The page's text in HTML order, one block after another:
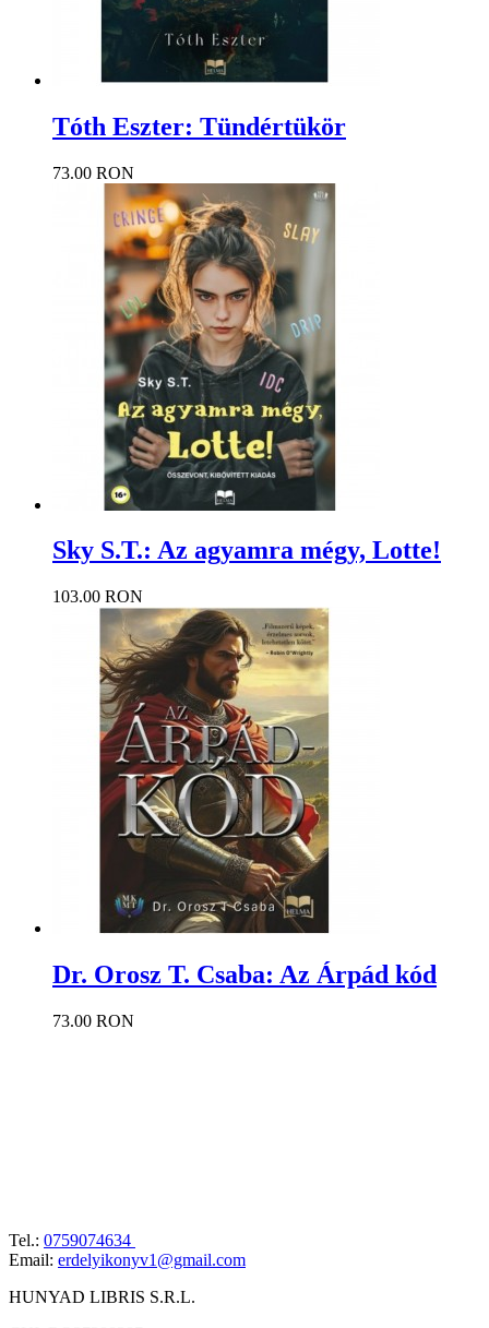
Tóth Eszter: Tündértükör
73.00 RON
Sky S.T.: Az agyamra mégy, Lotte!
103.00 RON
Dr. Orosz T. Csaba: Az Árpád kód
73.00 RON
Tel.: 0759074634
Email: erdelyikonyv1@gmail.com
HUNYAD LIBRIS S.R.L.